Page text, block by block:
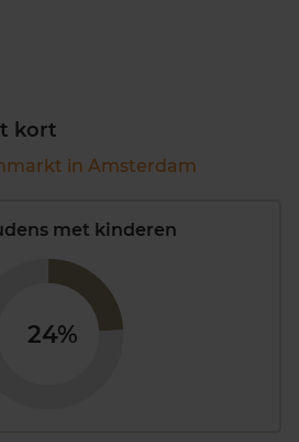
kort
in Amsterdam
met kinderen
24%